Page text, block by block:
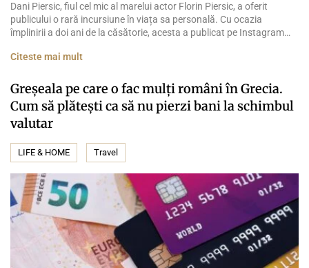
Dani Piersic, fiul cel mic al marelui actor Florin Piersic, a oferit
publicului o rară incursiune în viața sa personală. Cu ocazia
împlinirii a doi ani de la căsătorie, acesta a publicat pe Instagram
soției sale, Orsolya. Deși provine dintr-una dintre cele mai cunoscute
Citeste mai mult
Greșeala pe care o fac mulți români în Grecia.
Cum să plătești ca să nu pierzi bani la schimbul
valutar
LIFE & HOME Travel